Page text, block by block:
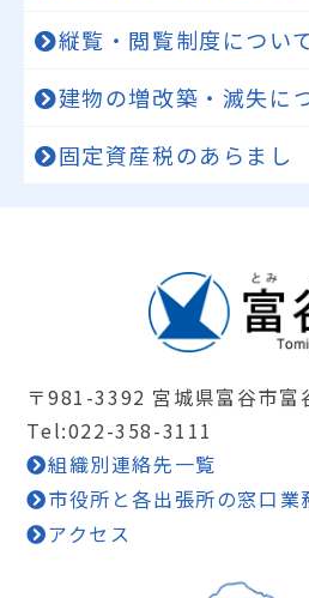
縦覧・閲覧制度につい
建物の増改築・滅失に
固定資産税のあらまし
〒981-3392 宮城県富谷市富
Tel:022-358-3111
組織別連絡先一覧
市役所と各出張所の窓口業
アクセス